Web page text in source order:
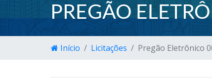
PREGÃO
Início Licitações Pregão Eletrônico